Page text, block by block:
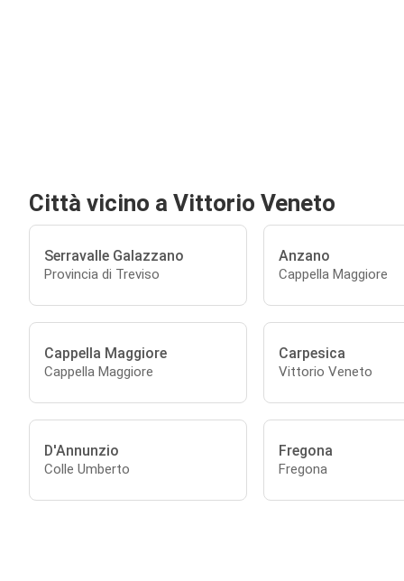
Città vicino a Vittorio Veneto
Serravalle Galazzano
Provincia di Treviso
Anzano
Cappella Maggiore
Cappella Maggiore
Cappella Maggiore
Carpesica
Vittorio Veneto
D'Annunzio
Colle Umberto
Fregona
Fregona